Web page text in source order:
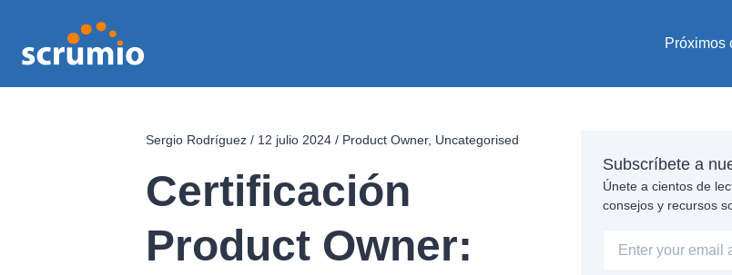
Próximos
Sergio Rodríguez / 12 julio 2024 / Product Owner, Uncategorised
Certificación
Product Owner:
Subscríbete a
Únete a cientos de
consejos y recursos